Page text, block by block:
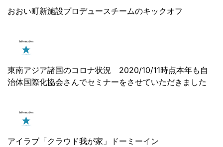
おおい町新施設プロデュースチームのキックオフ
東南アジア諸国のコロナ状況 2020/10/11時点本年も自
治体国際化協会さんでセミナーをさせていただきました
アイラブ「クラウド我が家」ドーミーイン